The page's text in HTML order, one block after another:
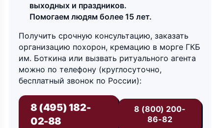
выходных и праздников.
Помогаем людям более 15 лет.
Получить срочную консультацию, заказать
организацию похорон, кремацию в морге ГКБ
им. Боткина или вызвать ритуального агента
можно по телефону (круглосуточно,
бесплатный звонок по России):
8 (495) 182-
02-88
8 (800) 200-
86-82